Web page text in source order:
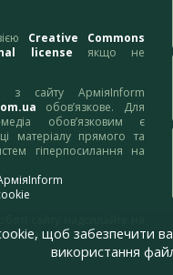
Creative Commons
license якщо не
з сайту АрміяInform
обов’язкове. Для
обов’язковим є
матеріалу прямого та
гіперпосилання на
щоб забезпечити
використання